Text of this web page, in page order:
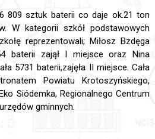
809 sztuk baterii co daje ok.21 ton
W kategorii szkół podstawowych
reprezentowali; Miłosz Bzdęga
baterii zajął I miejsce oraz Nina
5731 baterii,zajęła II miejsce. Cała
Powiatu Krotoszyńskiego,
Siódemka, Regionalnego Centrum
gminnych.